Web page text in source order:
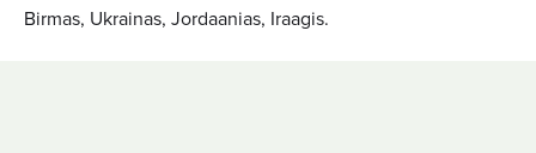
Birmas, Ukrainas, Jordaanias, Iraagis.